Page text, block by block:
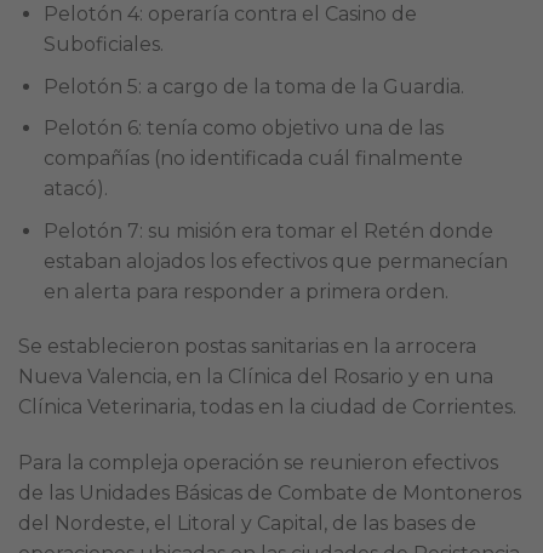
Pelotón 4: operaría contra el Casino de
Suboficiales.
Pelotón 5: a cargo de la toma de la Guardia.
Pelotón 6: tenía como objetivo una de las
compañías (no identificada cuál finalmente
atacó).
Pelotón 7: su misión era tomar el Retén donde
estaban alojados los efectivos que permanecían
en alerta para responder a primera orden.
Se establecieron postas sanitarias en la arrocera
Nueva Valencia, en la Clínica del Rosario y en una
Clínica Veterinaria, todas en la ciudad de Corrientes.
Para la compleja operación se reunieron efectivos
de las Unidades Básicas de Combate de Montoneros
del Nordeste, el Litoral y Capital, de las bases de